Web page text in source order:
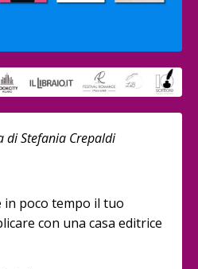
di Stefania Crepaldi
in poco tempo il tuo
con una casa editrice